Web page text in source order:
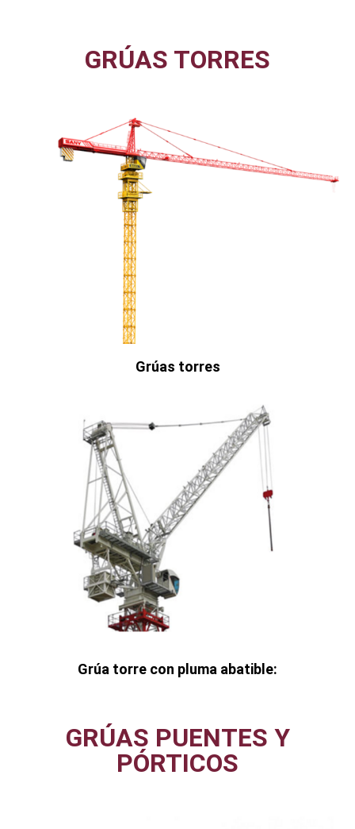
GRÚAS TORRES
Grúas torres
Grúa torre con pluma abatible:
GRÚAS PUENTES Y
PÓRTICOS